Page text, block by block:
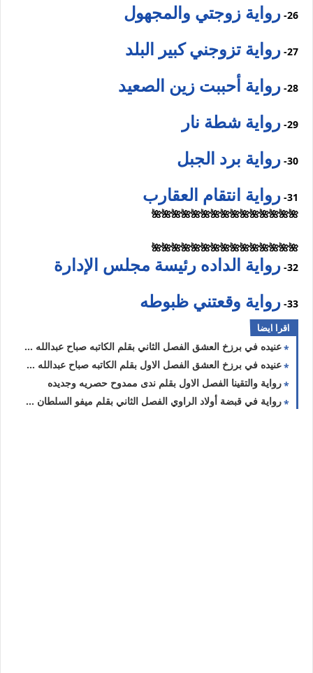
26- رواية زوجتي والمجهول
27- رواية تزوجني كبير البلد
28- رواية أحببت زين الصعيد
29- رواية شطة نار
30- رواية برد الجبل
31- رواية انتقام العقارب
🌺🌺🌺🌺🌺🌺🌺🌺🌺🌺🌺🌺🌺🌺🌺
🌺🌺🌺🌺🌺🌺🌺🌺🌺🌺🌺🌺🌺🌺🌺
32- رواية الداده رئيسة مجلس الإدارة
33- رواية وقعتني ظبوطه
اقرا ايضا
عنيده في برزخ العشق الفصل الثاني بقلم الكاتبه صباح عبدالله حصريه وجديده
عنيده في برزخ العشق الفصل الاول بقلم الكاتبه صباح عبدالله حصريه وجديده
رواية والتقينا الفصل الاول بقلم ندى ممدوح حصريه وجديده
رواية في قبضة أولاد الراوي الفصل الثاني بقلم ميفو السلطان حصريه وجديده